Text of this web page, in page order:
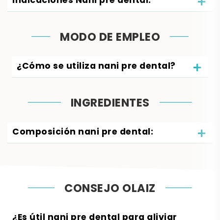
MODO DE EMPLEO
¿Cómo se utiliza nani pre dental?
INGREDIENTES
Composición nani pre dental:
CONSEJO OLAIZ